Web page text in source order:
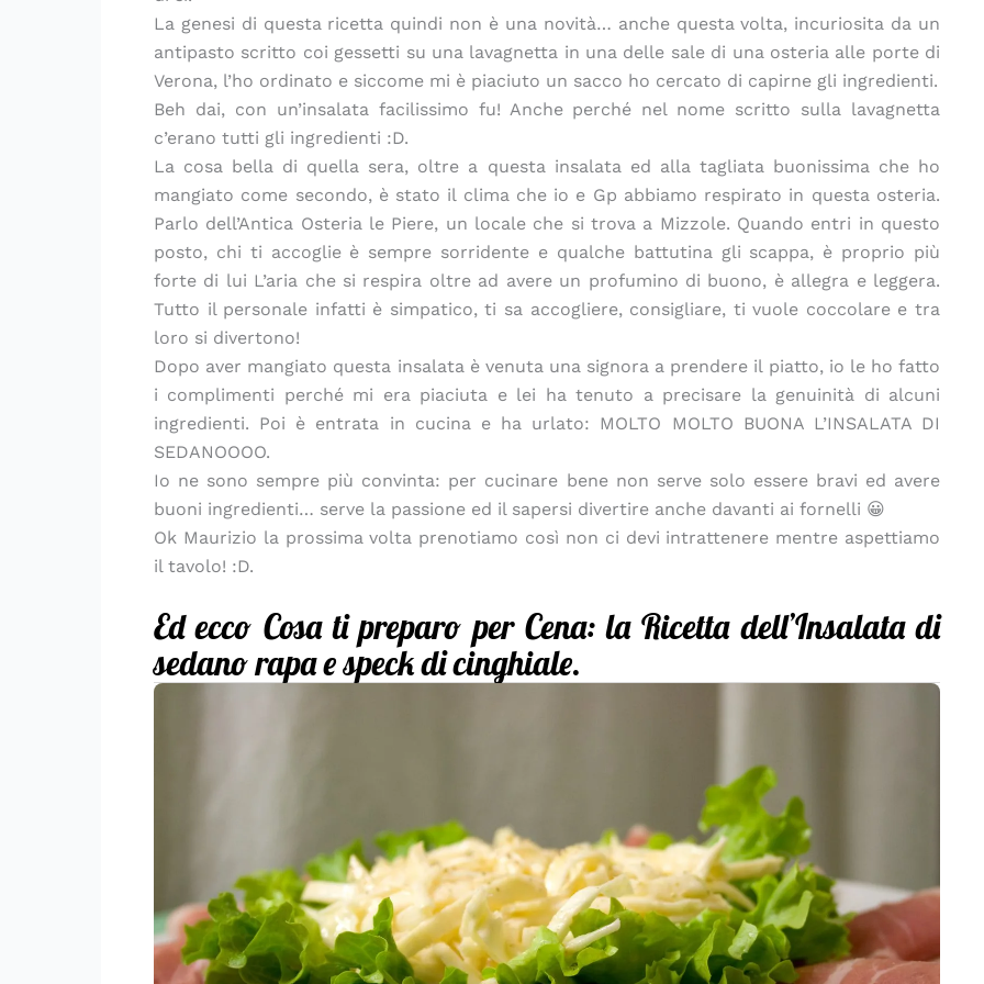
La genesi di questa ricetta quindi non è una novità… anche questa volta, incuriosita da un
antipasto scritto coi gessetti su una lavagnetta in una delle sale di una osteria alle porte di
Verona, l’ho ordinato e siccome mi è piaciuto un sacco ho cercato di capirne gli ingredienti.
Beh dai, con un’insalata facilissimo fu! Anche perché nel nome scritto sulla lavagnetta
c’erano tutti gli ingredienti :D.
La cosa bella di quella sera, oltre a questa insalata ed alla tagliata buonissima che ho
mangiato come secondo, è stato il clima che io e Gp abbiamo respirato in questa osteria.
Parlo dell’Antica Osteria le Piere, un locale che si trova a Mizzole. Quando entri in questo
posto, chi ti accoglie è sempre sorridente e qualche battutina gli scappa, è proprio più
forte di lui L’aria che si respira oltre ad avere un profumino di buono, è allegra e leggera.
Tutto il personale infatti è simpatico, ti sa accogliere, consigliare, ti vuole coccolare e tra
loro si divertono!
Dopo aver mangiato questa insalata è venuta una signora a prendere il piatto, io le ho fatto
i complimenti perché mi era piaciuta e lei ha tenuto a precisare la genuinità di alcuni
ingredienti. Poi è entrata in cucina e ha urlato: MOLTO MOLTO BUONA L’INSALATA DI
SEDANOOOO.
Io ne sono sempre più convinta: per cucinare bene non serve solo essere bravi ed avere
buoni ingredienti… serve la passione ed il sapersi divertire anche davanti ai fornelli 😀
Ok Maurizio la prossima volta prenotiamo così non ci devi intrattenere mentre aspettiamo
il tavolo! :D.
Ed ecco Cosa ti preparo per Cena: la Ricetta dell’Insalata di
sedano rapa e speck di cinghiale.